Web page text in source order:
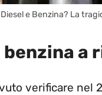
e Benzina? La
a
verificare